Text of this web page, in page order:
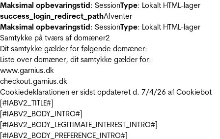
Maksimal opbevaringstid: SessionType: Lokalt HTML-lager
success_login_redirect_pathAfventer
Maksimal opbevaringstid: SessionType: Lokalt HTML-lager
Samtykke på tværs af domæner2
Dit samtykke gælder for følgende domæner:
Liste over domæner, dit samtykke gælder for:
www.garnius.dk
checkout.garnius.dk
Cookiedeklarationen er sidst opdateret d. 7/4/26 af Cookiebot
[#IABV2_TITLE#]
[#IABV2_BODY_INTRO#]
[#IABV2_BODY_LEGITIMATE_INTEREST_INTRO#]
[#IABV2_BODY_PREFERENCE_INTRO#]